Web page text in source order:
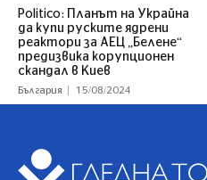
Politico: Планът на Украйна
да купи руските ядрени
реактори за АЕЦ „Белене“
предизвика корупционен
скандал в Киев
България 15/08/2024